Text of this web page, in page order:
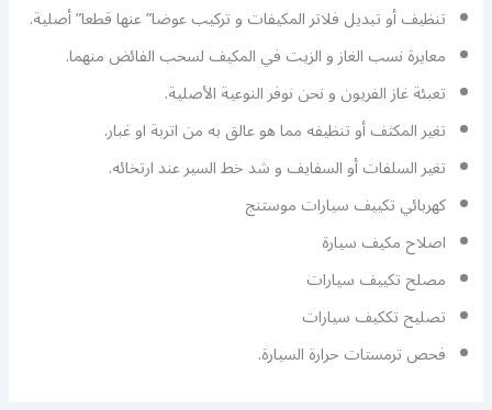
تنظيف أو تبديل فلاتر المكيفات و تركيب عوضا” عنها قطعا” أصلية.
معايرة نسب الغاز و الزيت في المكيف لسحب الفائض منهما.
تعبئة غاز الفريون و نحن نوفر النوعية الأصلية.
تغير المكثف أو تنظيفه مما هو عالق به من اتربة او غبار.
تغير السلفات أو السفايف و شد خط السير عند ارتخائه.
كهربائي تكييف سيارات موستنج
اصلاح مكيف سيارة
مصلح تكييف سيارات
تصليح تككيف سيارات
فحص ترمستات حرارة السيارة.